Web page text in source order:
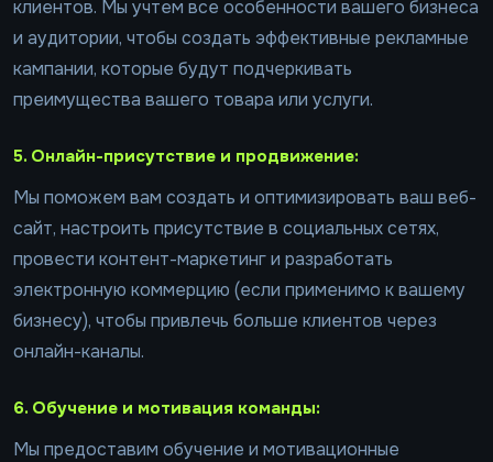
клиентов. Мы учтем все особенности вашего бизнеса
и аудитории, чтобы создать эффективные рекламные
кампании, которые будут подчеркивать
преимущества вашего товара или услуги.
5. Онлайн-присутствие и продвижение:
Мы поможем вам создать и оптимизировать ваш веб-
сайт, настроить присутствие в социальных сетях,
провести контент-маркетинг и разработать
электронную коммерцию (если применимо к вашему
бизнесу), чтобы привлечь больше клиентов через
онлайн-каналы.
6. Обучение и мотивация команды:
Мы предоставим обучение и мотивационные